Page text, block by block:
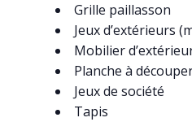
Grille paillasson
Jeux d’extérieurs
Mobilier
Planche à
Jeux de société
Tapis